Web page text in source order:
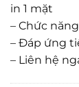
in 1 mặt
– Chức
– Đáp ứng
– Liên hệ